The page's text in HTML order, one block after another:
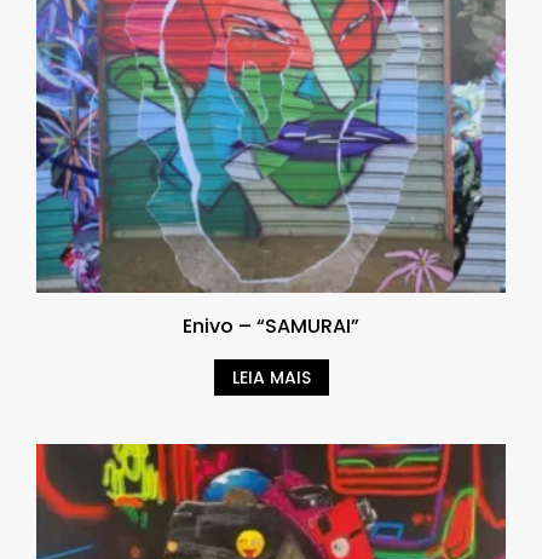
Enivo – “SAMURAI”
LEIA MAIS